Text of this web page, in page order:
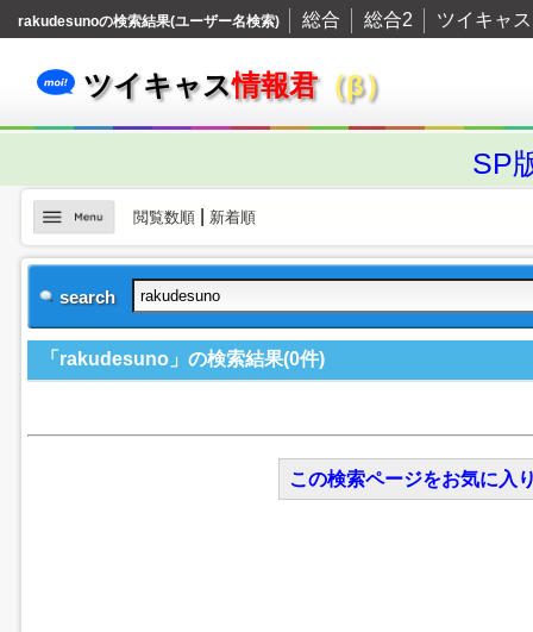
rakudesunoの検索結果(ユーザー名検索) 総合 総合2 ツイキャス
ツイキャス情報君（β）
SP
閲覧数順| 新着順
search
「rakudesuno」の検索結果(0件)
この検索ページをお気に入